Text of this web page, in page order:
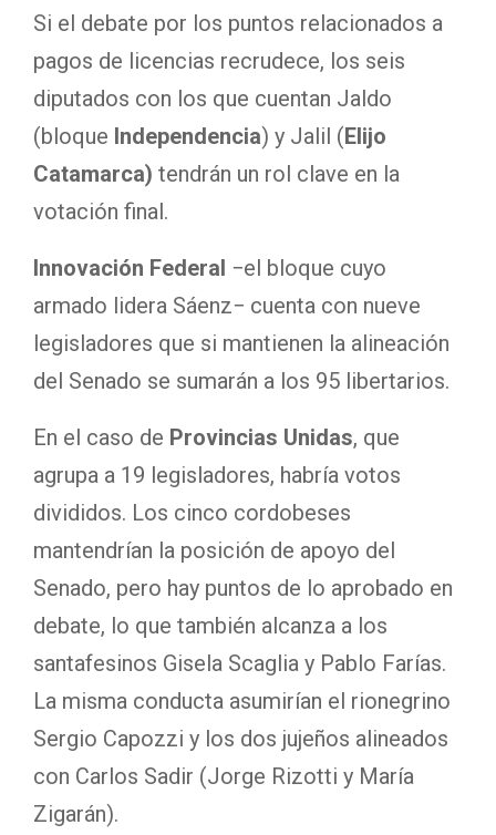
Si el debate por los puntos relacionados a
pagos de licencias recrudece, los seis
diputados con los que cuentan Jaldo
(bloque Independencia) y Jalil (Elijo
Catamarca) tendrán un rol clave en la
votación final.
Innovación Federal −el bloque cuyo
armado lidera Sáenz− cuenta con nueve
legisladores que si mantienen la alineación
del Senado se sumarán a los 95 libertarios.
En el caso de Provincias Unidas, que
agrupa a 19 legisladores, habría votos
divididos. Los cinco cordobeses
mantendrían la posición de apoyo del
Senado, pero hay puntos de lo aprobado en
debate, lo que también alcanza a los
santafesinos Gisela Scaglia y Pablo Farías.
La misma conducta asumirían el rionegrino
Sergio Capozzi y los dos jujeños alineados
con Carlos Sadir (Jorge Rizotti y María
Zigarán).